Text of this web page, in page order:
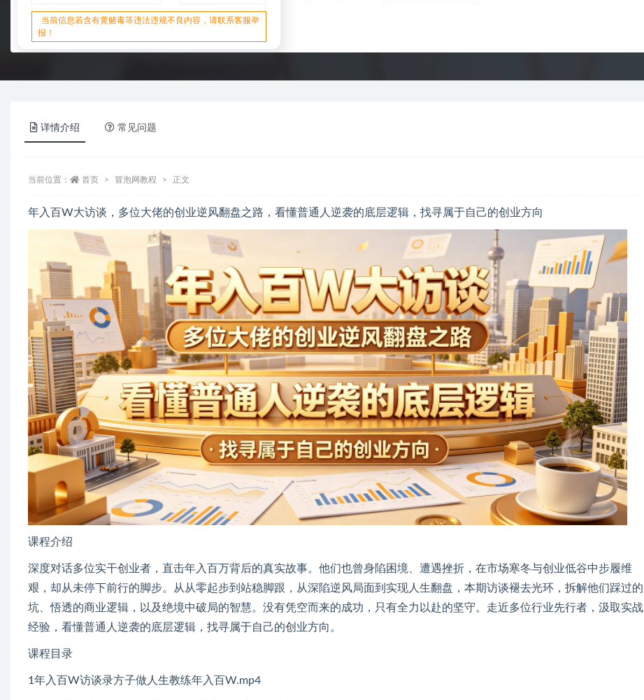
当前信息若含有黄赌毒等违法违规不良内容，请联系客服举
报！
详情介绍 常见问题
当前位置： 首页 冒泡网教程 正文
年入百W大访谈，多位大佬的创业逆风翻盘之路，看懂普通人逆袭的底层逻辑，找寻属于自己的创业方向
课程介绍
深度对话多位实干创业者，直击年入百万背后的真实故事。他们也曾身陷困境、遭遇挫折，在市场寒冬与创业低谷中步履维
艰，却从未停下前行的脚步。从从零起步到站稳脚跟，从深陷逆风局面到实现人生翻盘，本期访谈褪去光环，拆解他们踩过的
坑、悟透的商业逻辑，以及绝境中破局的智慧。没有凭空而来的成功，只有全力以赴的坚守。走近多位行业先行者，汲取实战
经验，看懂普通人逆袭的底层逻辑，找寻属于自己的创业方向。
课程目录
1年入百W访谈录方子做人生教练年入百W.mp4